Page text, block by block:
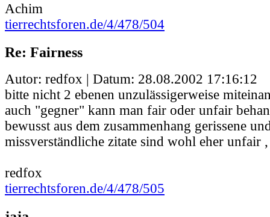
Achim
tierrechtsforen.de/4/478/504
Re: Fairness
Autor: redfox | Datum: 28.08.2002 17:16:12
bitte nicht 2 ebenen unzulässigerweise
auch "gegner" kann man fair oder unfair
bewusst aus dem zusammenhang gerissene
missverständliche zitate sind wohl eher unfair
redfox
tierrechtsforen.de/4/478/505